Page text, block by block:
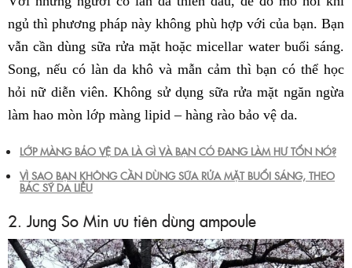
ngủ thì phương pháp này không phù hợp với của bạn. Bạn
vẫn cần dùng sữa rửa mặt hoặc micellar water buổi sáng.
Song, nếu có làn da khô và mẫn cảm thì bạn có thể học
hỏi nữ diễn viên. Không sử dụng sữa rửa mặt ngăn ngừa
làm hao mòn lớp màng lipid – hàng rào bảo vệ da.
LỚP MÀNG BẢO VỆ DA LÀ GÌ VÀ BẠN CÓ ĐANG LÀM HƯ TỔN NÓ?
VÌ SAO BẠN KHÔNG CẦN DÙNG SỮA RỬA MẶT BUỔI SÁNG, THEO
BÁC SỸ DA LIỄU
2. Jung So Min ưu tiên dùng ampoule